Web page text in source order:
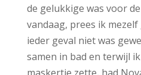
de gelukkige was voor
vandaag, prees ik
ieder geval niet was
samen in bad en terwijl